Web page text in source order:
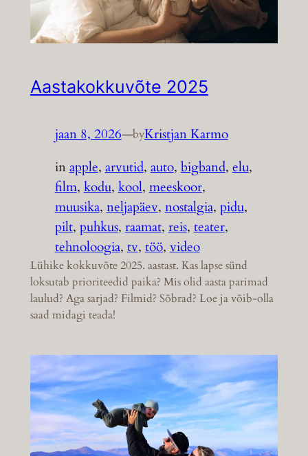
Aastakokkuvõte 2025
jaan 8, 2026—byKristjan Karmo
inapple, arvutid, auto, bigband, elu
film, kodu, kool, meeskoor
muusika, neljapäev, nostalgia, pidu
pilt, puhkus, raamat, reis, teater
tehnoloogia, tv, töö, video
Lühike kokkuvõte 2025. aastast. Kas lapse sünd
loksutab prioriteedid paika? Mis olid aasta parimad
laulud? Aga sarjad? Filmid? Sõbrad? Loe ja võib-olla
saad midagi teada!